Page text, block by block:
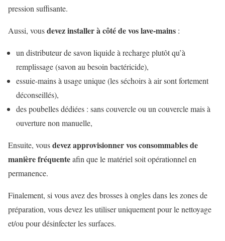
pression suffisante.
Aussi, vousdevez installer à côté de vos lave-mains :
un distributeur de savon liquide à recharge plutôt qu’à
remplissage (savon au besoin bactéricide),
essuie-mains à usage unique (les séchoirs à air sont fortement
déconseillés),
des poubelles dédiées : sans couvercle ou un couvercle mais à
ouverture non manuelle,
Ensuite, vousdevez approvisionner vos consommables de
manière fréquenteafin que le matériel soit opérationnel en
permanence.
Finalement, si vous avez des brosses à ongles dans les zones de
préparation, vous devez les utiliser uniquement pour le nettoyage
et/ou pour désinfecter les surfaces.